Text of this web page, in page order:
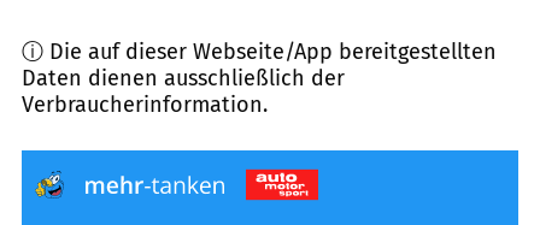
ⓘ Die auf dieser Webseite/App bereitgestellten
Daten dienen ausschließlich der
Verbraucherinformation.